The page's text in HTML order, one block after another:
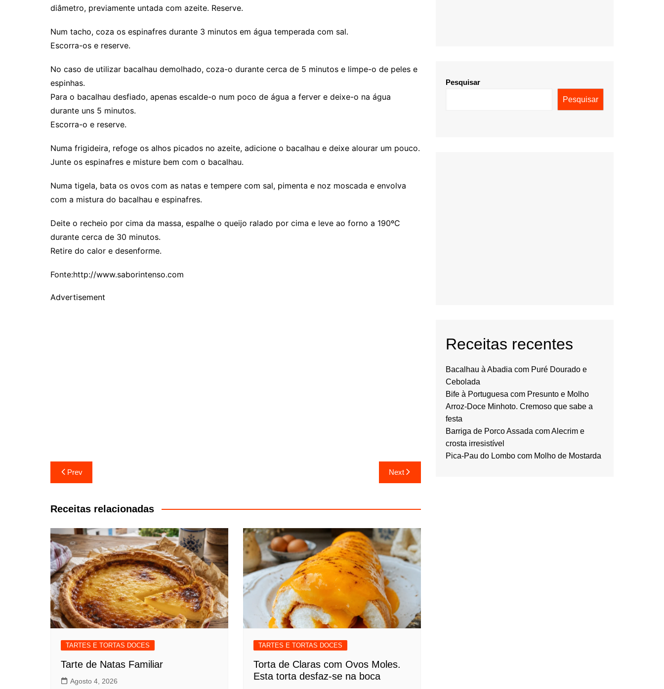
diâmetro, previamente untada com azeite. Reserve.
Num tacho, coza os espinafres durante 3 minutos em água temperada com sal.
Escorra-os e reserve.
No caso de utilizar bacalhau demolhado, coza-o durante cerca de 5 minutos e limpe-o de peles e
espinhas.
Para o bacalhau desfiado, apenas escalde-o num poco de água a ferver e deixe-o na água
durante uns 5 minutos.
Escorra-o e reserve.
Numa frigideira, refoge os alhos picados no azeite, adicione o bacalhau e deixe alourar um pouco.
Junte os espinafres e misture bem com o bacalhau.
Numa tigela, bata os ovos com as natas e tempere com sal, pimenta e noz moscada e envolva
com a mistura do bacalhau e espinafres.
Deite o recheio por cima da massa, espalhe o queijo ralado por cima e leve ao forno a 190ºC
durante cerca de 30 minutos.
Retire do calor e desenforme.
Fonte:http://www.saborintenso.com
Advertisement
Navegação
de
artigos
Prev Next
Receitas relacionadas
TARTES E TORTAS DOCES
Tarte de Natas Familiar
Agosto 4, 2026
TARTES E TORTAS DOCES
Torta de Claras com Ovos Moles.
Esta torta desfaz-se na boca
Pesquisar
Pesquisar
Receitas recentes
Bacalhau à Abadia com Puré Dourado e
Cebolada
Bife à Portuguesa com Presunto e Molho
Arroz-Doce Minhoto. Cremoso que sabe a
festa
Barriga de Porco Assada com Alecrim e
crosta irresistível
Pica-Pau do Lombo com Molho de Mostarda